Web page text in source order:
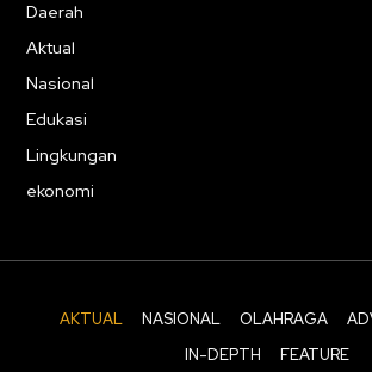
Daerah
Aktual
Nasional
Edukasi
Lingkungan
ekonomi
AKTUAL NASIONAL OLAHRAGA
IN-DEPTH
FEATURE